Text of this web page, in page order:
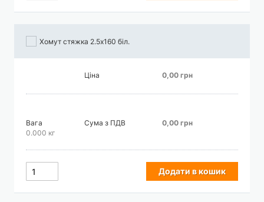
Хомут стяжка 2.5х160 біл.
Ціна 0,00 грн
Вага
0.000 кг
Сума з ПДВ 0,00 грн
Додати в кошик